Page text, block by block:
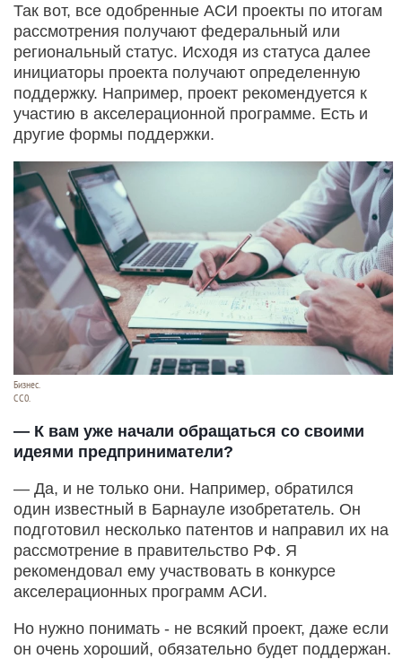
Так вот, все одобренные АСИ проекты по итогам
рассмотрения получают федеральный или
региональный статус. Исходя из статуса далее
инициаторы проекта получают определенную
поддержку. Например, проект рекомендуется к
участию в акселерационной программе. Есть и
другие формы поддержки.
Бизнес.
СС0.
— К вам уже начали обращаться со своими
идеями предприниматели?
— Да, и не только они. Например, обратился
один известный в Барнауле изобретатель. Он
подготовил несколько патентов и направил их на
рассмотрение в правительство РФ. Я
рекомендовал ему участвовать в конкурсе
акселерационных программ АСИ.
Но нужно понимать - не всякий проект, даже если
он очень хороший, обязательно будет поддержан.